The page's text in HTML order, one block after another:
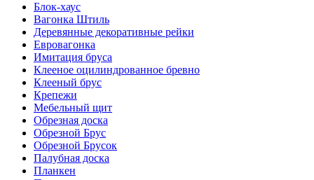
Блок-хаус
Вагонка Штиль
Деревянные декоративные рейки
Евровагонка
Имитация бруса
Клееное оцилиндрованное бревно
Клееный брус
Крепежи
Мебельный щит
Обрезная доска
Обрезной Брус
Обрезной Брусок
Палубная доска
Планкен